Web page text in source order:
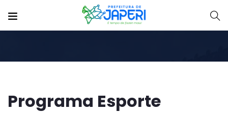
Programa Esporte